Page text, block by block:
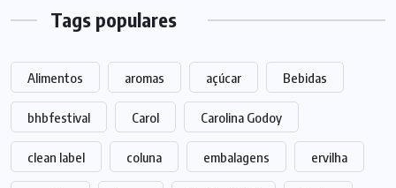
Tags populares
Alimentos aromas açúcar Bebidas
bhbfestival Carol Carolina Godoy
clean label coluna embalagens ervilha